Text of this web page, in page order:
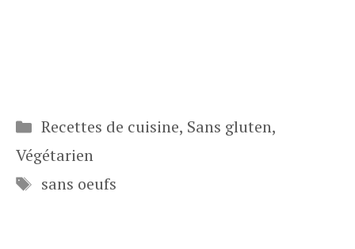
Catégories
Recettes de cuisine, Sans gluten,
Végétarien
Étiquettes
sans oeufs